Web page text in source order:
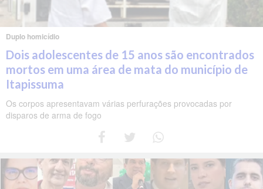
Duplo homicídio
Dois adolescentes de 15 anos são encontrados
mortos em uma área de mata do município de
Itapissuma
Os corpos apresentavam várias perfurações provocadas por
disparos de arma de fogo